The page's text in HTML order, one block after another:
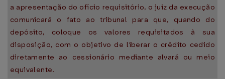
a apresentação do ofício requisitório, o juiz da execução
comunicará o fato ao tribunal para que, quando do
depósito, coloque os valores requisitados à sua
disposição, com o objetivo de liberar o crédito cedido
diretamente ao cessionário mediante alvará ou meio
equivalente.